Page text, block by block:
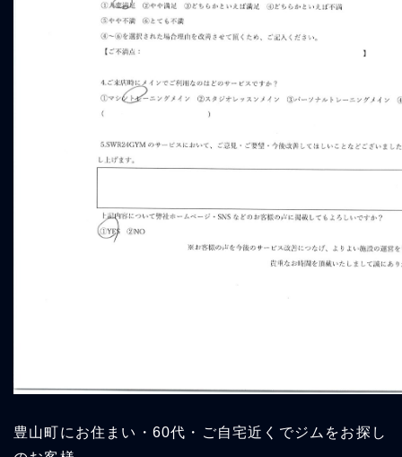
豊山町にお住まい・60代・ご自宅近くでジムをお探し